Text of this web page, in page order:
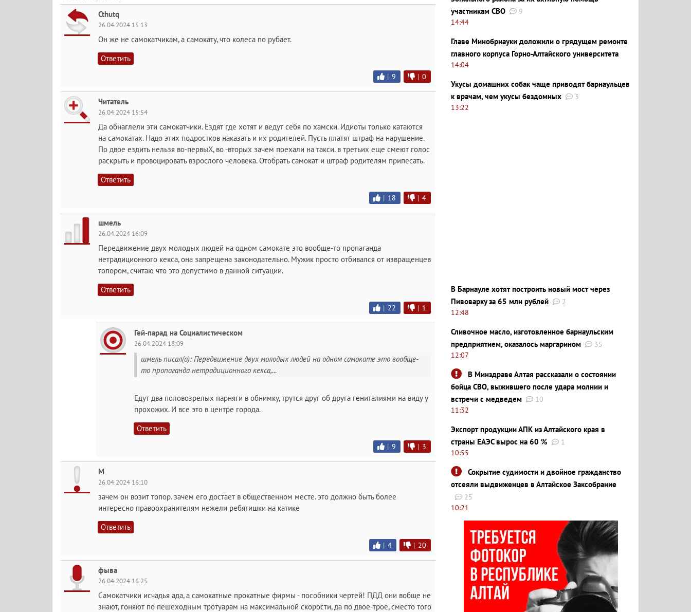
Cthutq
26.04.2024 15:13
Он же не самокатчикам, а самокату, что колеса по рубает.
Ответить
| 9 | 0
Читатель
26.04.2024 15:54
Да обнаглели эти самокатчики. Ездят где хотят и ведут себя по хамски. Идиоты только катаются
на самокатах. Надо этих подростков наказать и их родителей. Пусть платят штраф на нарушение.
По двое ездить нельзя во-первыХ, во -вторых зачем поехали на такси. в третьих еще смеют голос
раскрыть и провоцировать взрослого человека. Отобрать самокат и штраф родителям припесать.
Ответить
| 18 | 4
шмель
26.04.2024 16:09
Передвижение двух молодых людей на одном самокате это вообще-то пропаганда
нетрадиционного кекса, она запрещена законодательно. Мужик просто отбивался от извращенцев
топором, считаю что это допустимо в данной ситуации.
Ответить
| 22 | 1
Гей-парад на Социалистическом
26.04.2024 18:09
шмель писал(а): Передвижение двух молодых людей на одном самокате это вообще-
то пропаганда нетрадиционного кекса,...
Едут два половозрелых парняги в обнимку, трутся друг об друга гениталиями на виду у
прохожих. И все это в центре города.
Ответить
| 9 | 3
М
26.04.2024 16:10
зачем он возит топор. зачем его достает в общественном месте. это должно быть более
интересно правоохранителям нежели ребятишки на катике
Ответить
| 4 | 20
фыва
26.04.2024 16:25
Самокатчики исчадья ада, а самокатные прокатные фирмы - пособники чертей! ПДД они вобще не
знают, гоняют по пешеходным тротуарам на максимальной скорости, да по двое-трое, сместо того
участникам СВО
9
14:44
Главе Минобрнауки доложили о грядущем ремонте
главного корпуса Горно-Алтайского университета
14:04
Укусы домашних собак чаще приводят барнаульцев
к врачам, чем укусы бездомных
3
13:22
В Барнауле хотят построить новый мост через
Пивоварку за 65 млн рублей
2
12:48
Сливочное масло, изготовленное барнаульским
предприятием, оказалось маргарином
35
12:07
В Минздраве Алтая рассказали о состоянии
бойца СВО, выжившего после удара молнии и
встречи с медведем
10
11:32
Экспорт продукции АПК из Алтайского края в
страны ЕАЭС вырос на 60 %
1
10:55
Сокрытие судимости и двойное гражданство
отсеяли выдвиженцев в Алтайское Заксобрание
25
10:21